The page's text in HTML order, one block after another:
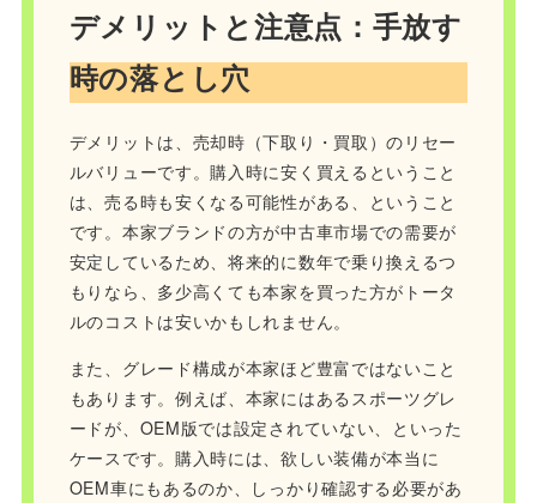
デメリットと注意点：手放す
時の落とし穴
デメリットは、売却時（下取り・買取）のリセー
ルバリューです。購入時に安く買えるということ
は、売る時も安くなる可能性がある、ということ
です。本家ブランドの方が中古車市場での需要が
安定しているため、将来的に数年で乗り換えるつ
もりなら、多少高くても本家を買った方がトータ
ルのコストは安いかもしれません。
また、グレード構成が本家ほど豊富ではないこと
もあります。例えば、本家にはあるスポーツグレ
ードが、OEM版では設定されていない、といった
ケースです。購入時には、欲しい装備が本当に
OEM車にもあるのか、しっかり確認する必要があ